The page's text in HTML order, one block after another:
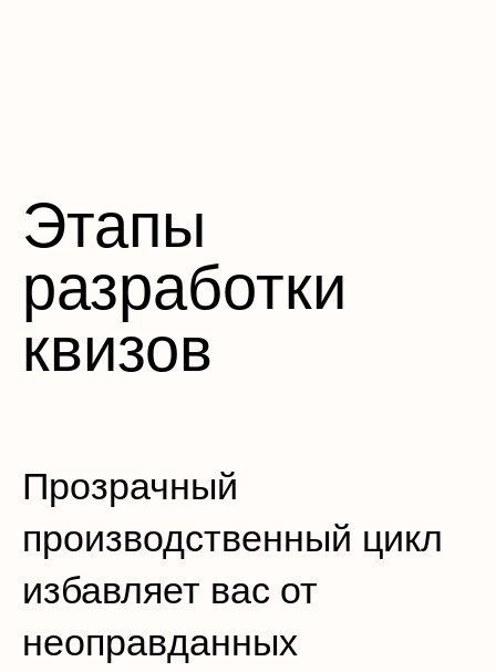
Этапы
разработки
квизов
Прозрачный
производственный цикл
избавляет вас от
неоправданных